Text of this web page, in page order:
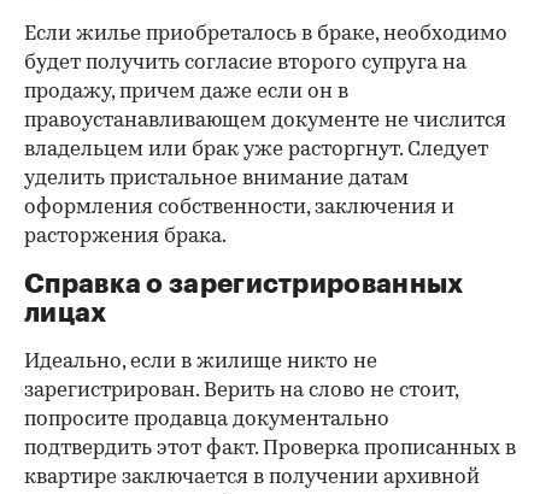
Если жилье приобреталось в браке, необходимо
будет получить согласие второго супруга на
продажу, причем даже если он в
правоустанавливающем документе не числится
владельцем или брак уже расторгнут. Следует
уделить пристальное внимание датам
оформления собственности, заключения и
расторжения брака.
Справка о зарегистрированных
лицах
Идеально, если в жилище никто не
зарегистрирован. Верить на слово не стоит,
попросите продавца документально
подтвердить этот факт. Проверка прописанных в
квартире заключается в получении архивной